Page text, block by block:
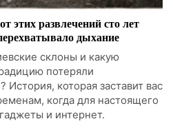
этих развлечений сто лет
дыхание
склоны и какую
потеряли
которая заставит вас
когда для настоящего
и интернет.